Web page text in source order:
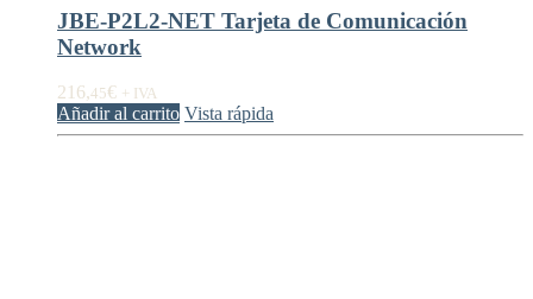
JBE-P2L2-NET Tarjeta de Comunicación
Network
216,45€ + IVA
Añadir al carrito Vista rápida